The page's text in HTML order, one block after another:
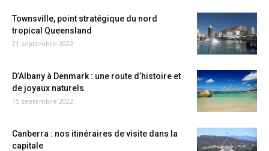
Townsville, point stratégique du nord
tropical Queensland
21 septembre 2022
D’Albany à Denmark : une route d’histoire et
de joyaux naturels
15 septembre 2022
Canberra : nos itinéraires de visite dans la
capitale